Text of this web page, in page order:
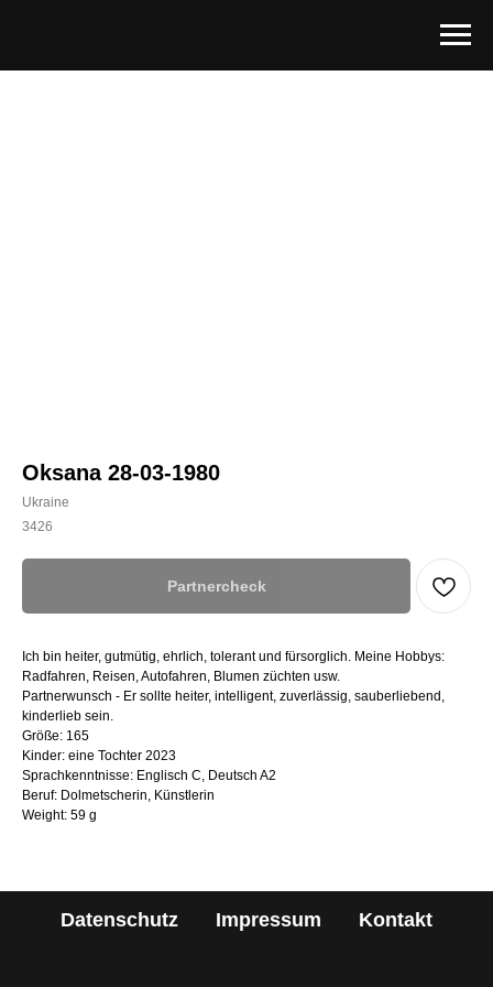
Oksana 28-03-1980
Ukraine
3426
Partnercheck
Ich bin heiter, gutmütig, ehrlich, tolerant und fürsorglich. Meine Hobbys:
Radfahren, Reisen, Autofahren, Blumen züchten usw.
Partnerwunsch - Er sollte heiter, intelligent, zuverlässig, sauberliebend,
kinderlieb sein.
Größe: 165
Kinder: eine Tochter 2023
Sprachkenntnisse: Englisch C, Deutsch A2
Beruf: Dolmetscherin, Künstlerin
Weight: 59 g
Datenschutz Impressum Kontakt